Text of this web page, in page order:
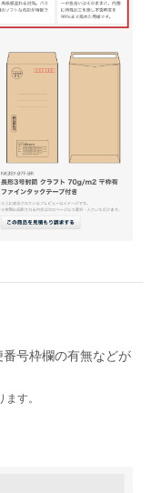
号枠欄の有無などが
す。